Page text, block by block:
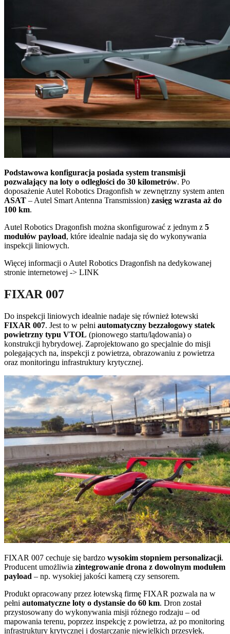
Podstawowa konfiguracja posiada system transmisji
pozwalający na loty o odległości do 30 kilometrów. Po
doposażenie Autel Robotics Dragonfish w zewnętrzny system anten
ASAT – Autel Smart Antenna Transmission) zasięg wzrasta aż do
100 km.
Autel Robotics Dragonfish można skonfigurować z jednym z 5
modułów payload, które idealnie nadaja się do wykonywania
inspekcji liniowych.
Więcej informacji o Autel Robotics Dragonfish na dedykowanej
stronie internetowej -> LINK
FIXAR 007
Do inspekcji liniowych idealnie nadaje się również łotewski
FIXAR 007. Jest to w pełni automatyczny bezzałogowy statek
powietrzny typu VTOL (pionowego startu/lądowania) o
konstrukcji hybrydowej. Zaprojektowano go specjalnie do misji
polegających na, inspekcji z powietrza, obrazowaniu z powietrza
oraz monitoringu infrastruktury krytycznej.
FIXAR 007 cechuje się bardzo wysokim stopniem personalizacji.
Producent umożliwia zintegrowanie drona z dowolnym modułem
payload – np. wysokiej jakości kamerą czy sensorem.
Produkt opracowany przez łotewską firmę FIXAR pozwala na w
pełni automatyczne loty o dystansie do 60 km. Dron został
przystosowany do wykonywania misji różnego rodzaju – od
mapowania terenu, poprzez inspekcję z powietrza, aż po monitoring
infrastruktury krytycznej i dostarczanie niewielkich przesyłek.